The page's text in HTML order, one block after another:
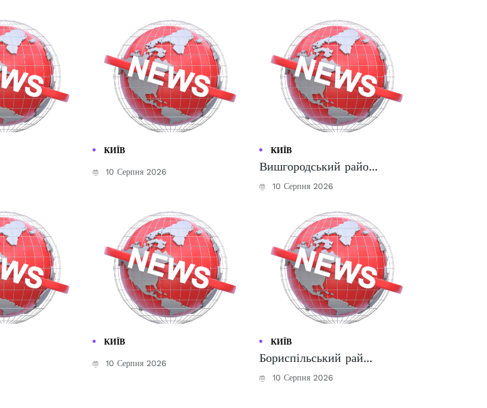
КИЇВ
10 Серпня 2026
КИЇВ
Вишгородський райо...
10 Серпня 2026
КИЇВ
10 Серпня 2026
КИЇВ
Бориспільський рай...
10 Серпня 2026